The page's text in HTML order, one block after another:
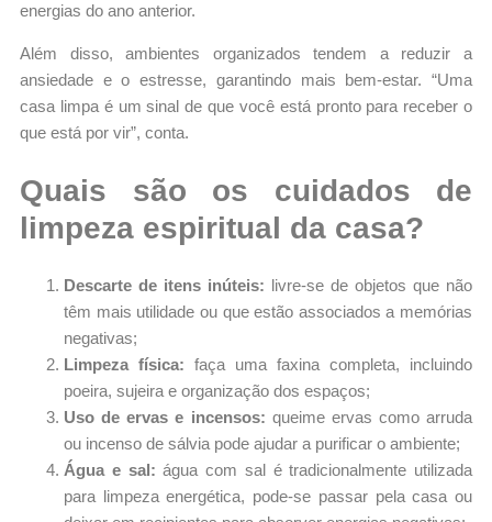
energias do ano anterior.
Além disso, ambientes organizados tendem a reduzir a
ansiedade e o estresse, garantindo mais bem-estar. “Uma
casa limpa é um sinal de que você está pronto para receber o
que está por vir”, conta.
Quais são os cuidados de
limpeza espiritual da casa?
Descarte de itens inúteis: livre-se de objetos que não
têm mais utilidade ou que estão associados a memórias
negativas;
Limpeza física: faça uma faxina completa, incluindo
poeira, sujeira e organização dos espaços;
Uso de ervas e incensos: queime ervas como arruda
ou incenso de sálvia pode ajudar a purificar o ambiente;
Água e sal: água com sal é tradicionalmente utilizada
para limpeza energética, pode-se passar pela casa ou